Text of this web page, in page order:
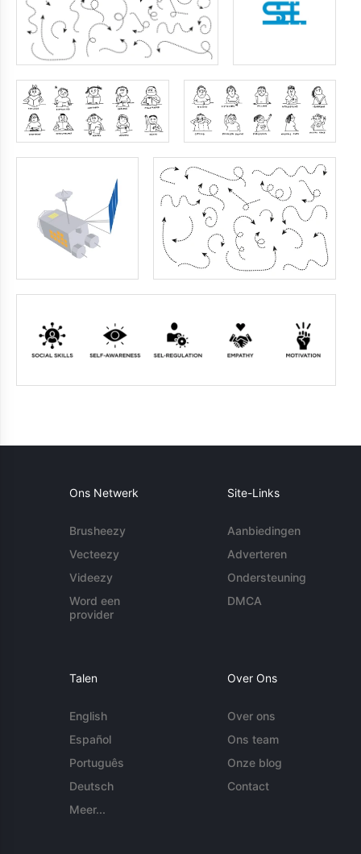
Ons Netwerk
Brusheezy
Vecteezy
Videezy
Word een
provider
Site-Links
Aanbiedingen
Adverteren
Ondersteuning
DMCA
Talen
English
Español
Português
Deutsch
Meer...
Over Ons
Over ons
Ons team
Onze blog
Contact